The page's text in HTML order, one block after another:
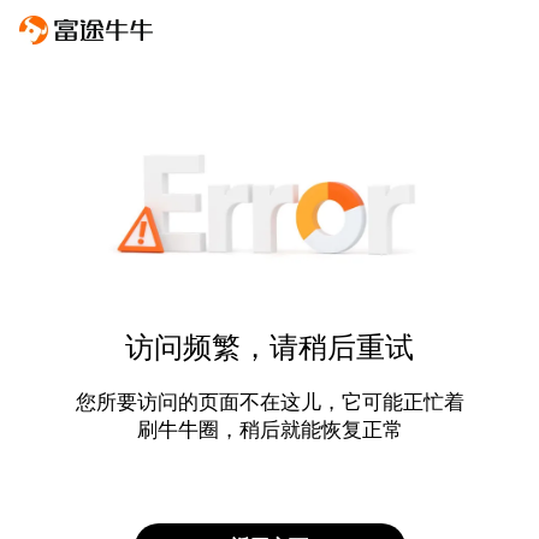
访问频繁，请稍后重试
您所要访问的页面不在这儿，它可能正忙着
刷牛牛圈，稍后就能恢复正常